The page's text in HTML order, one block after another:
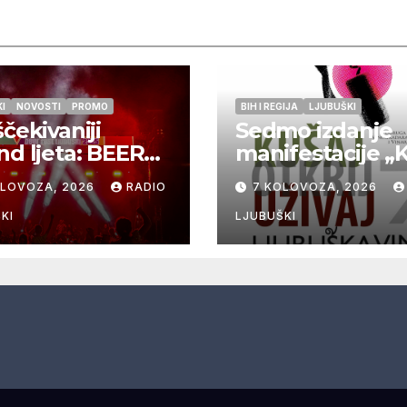
NOVOSTI PROMO
ljeta: BEER
Ljubuški 8. i
2026 RADIO
BIH I REGIJA LJUBUŠKI
Sedmo izdanje
manifestacije
ljubuška vina“
donosi
vina,
glazbu
7 KOLOVOZA, 2026
LJUBUŠKI